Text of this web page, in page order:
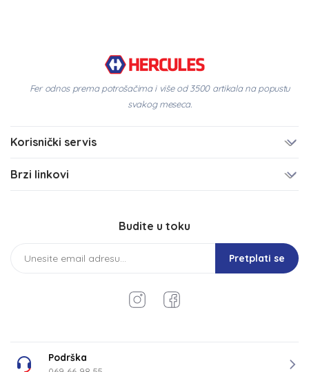
Fer odnos prema potrošačima i više od 3500 artikala na popustu
svakog meseca.
Korisnički servis
Brzi linkovi
Budite u toku
Pretplati se
Podrška